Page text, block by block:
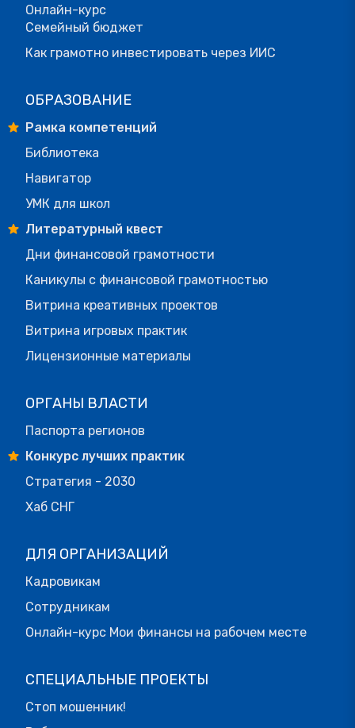
Онлайн-курс
Семейный бюджет
Как грамотно инвестировать через ИИС
ОБРАЗОВАНИЕ
Рамка компетенций
Библиотека
Навигатор
УМК для школ
Литературный квест
Дни финансовой грамотности
Каникулы с финансовой грамотностью
Витрина креативных проектов
Витрина игровых практик
Лицензионные материалы
ОРГАНЫ ВЛАСТИ
Паспорта регионов
Конкурс лучших практик
Стратегия - 2030
Хаб СНГ
ДЛЯ ОРГАНИЗАЦИЙ
Кадровикам
Сотрудникам
Онлайн-курс Мои финансы на рабочем месте
СПЕЦИАЛЬНЫЕ ПРОЕКТЫ
Стоп мошенник!